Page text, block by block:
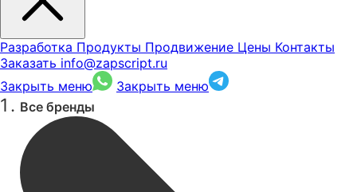
Разработка Продукты Продвижение Цены Контакты
Заказать info@zapscript.ru
Закрыть меню
Закрыть меню
Все бренды